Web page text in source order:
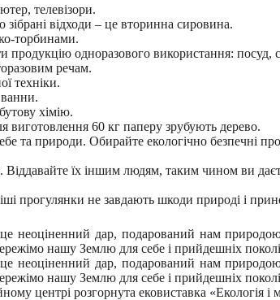
телевізори.
відходи – це вторинна сировина.
торбинами.
продукцію одноразового використання: посуд,
речам.
техніки.
хімію.
виготовлення 60 кг паперу зрубують дерево.
та природи. Обирайте екологічно безпечні
Віддавайте їх іншим людям, таким чином ви
прогулянки не завдають шкоди природі і
неоціненний дар, подарований нам
нашу Землю для себе і прийдешніх
неоціненний дар, подарований нам
нашу Землю для себе і прийдешніх
центрі розгорнута ековиставка «Екологія